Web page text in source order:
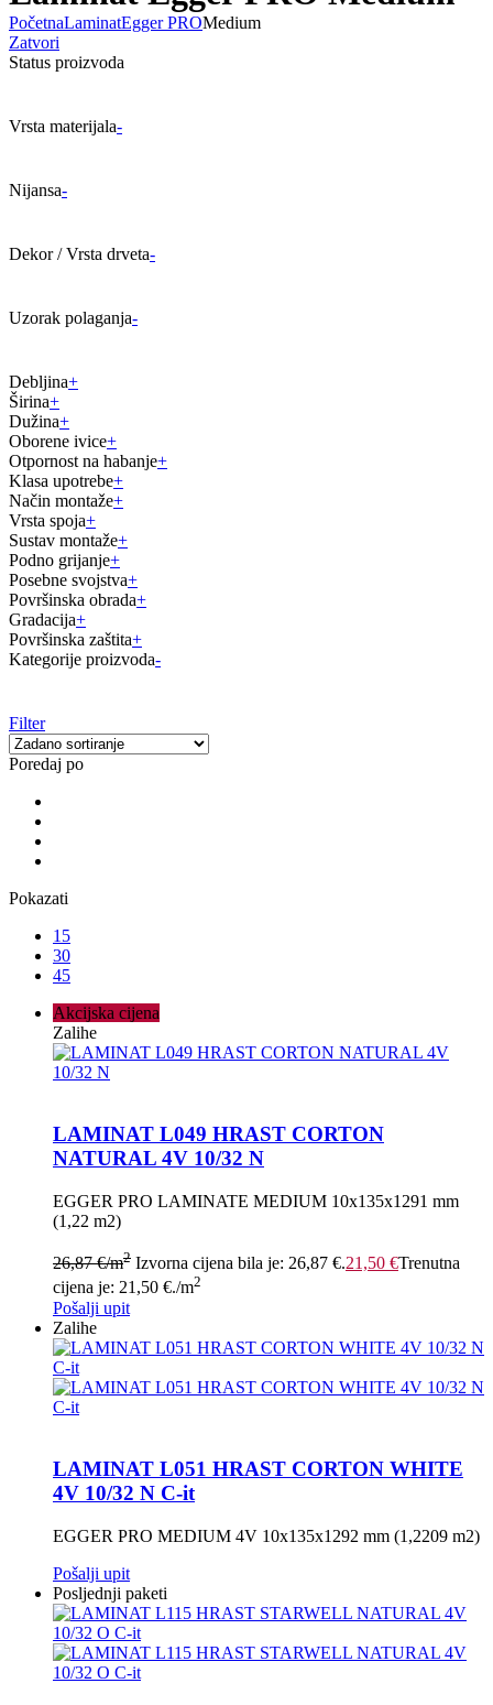
PočetnaLaminatEgger PROMedium
Zatvori
Status proizvoda
Vrsta materijala-
Nijansa-
Dekor / Vrsta drveta-
Uzorak polaganja-
Debljina+
Širina+
Dužina+
Oborene ivice+
Otpornost na habanje+
Klasa upotrebe+
Način montaže+
Vrsta spoja+
Sustav montaže+
Podno grijanje+
Posebne svojstva+
Površinska obrada+
Gradacija+
Površinska zaštita+
Kategorije proizvoda-
Filter
Poredaj po
Pokazati
15
30
45
Akcijska cijena
Zalihe
LAMINAT L049 HRAST CORTON
NATURAL 4V 10/32 N
EGGER PRO LAMINATE MEDIUM 10x135x1291 mm
(1,22 m2)
26,87€/m2 Izvorna cijena bila je: 26,87 €.21,50 €Trenutna
cijena je: 21,50 €./m2
Pošalji upit
Zalihe
LAMINAT L051 HRAST CORTON WHITE
4V 10/32 N C-it
EGGER PRO MEDIUM 4V 10x135x1292 mm (1,2209 m2)
Pošalji upit
Posljednji paketi